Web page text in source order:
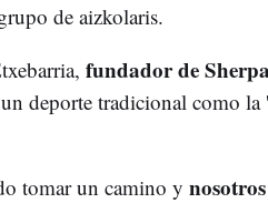
de aizkolaris.
fundador de
deporte tradicional como la
tomar un camino y